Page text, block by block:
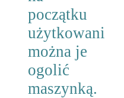
początku
użytkowania,
można je
ogolić
maszynką.